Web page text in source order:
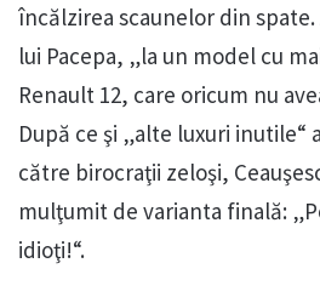
încălzirea scaunelor din
lui Pacepa, „la un model cu
Renault 12, care oricum nu
După ce şi „alte luxuri inutile“
către birocraţii zeloşi,
mulţumit de varianta finală:
idioţi!“.